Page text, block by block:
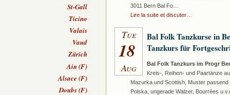
3011 Bern Bal Fo…
Lire la suite et discuter…
Tue
18
Aug
Bal Folk Tanzkurse in
Tanzkurs für
Bal Folk Tanzkurs im Progr
Kreis-, Reihen- und Paartänze
Mazurka und Scottish, Muster
Polska, ungerade Walzer, Bourrées
St-Gall
Ticino
Valais
Vaud
Zürich
Ain (F)
Alsace (F)
Doubs (F)